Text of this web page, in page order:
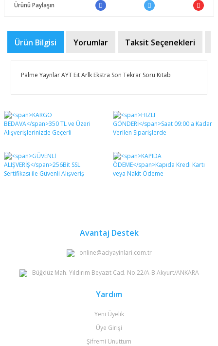
Ürünü Paylaşın
Ürün Bilgisi Yorumlar Taksit Seçenekleri
Palme Yaynlar AYT Eit Arlk Ekstra Son Tekrar Soru Kitab
Bu ürüne ilk yorumu siz yapın!
Yorum Yaz
Bu ürünün fiyat bilgisi, resim, ürün açıklamalarında ve
diğer konularda yetersiz gördüğünüz noktaları öneri
formunu kullanarak tarafımıza iletebilirsiniz.
Görüş ve önerileriniz için teşekkür ederiz.
Ürün resmi kalitesiz, bozuk veya görüntülenemiyor.
Ürün açıklamasında eksik bilgiler bulunuyor.
Avantaj Destek
online@aciyayinlari.com.tr
Büğdüz Mah. Yıldırım Beyazıt Cad. No:22/A-B Akyurt/ANKARA
Yardım
Yeni Üyelik
Üye Girişi
Şifremi Unuttum